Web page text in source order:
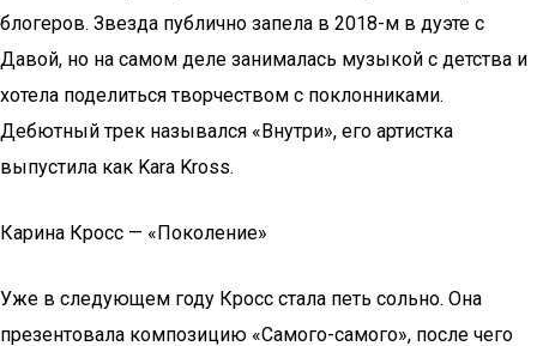
блогеров. Звезда публично запела в 2018-м в дуэте с
Давой, но на самом деле занималась музыкой с детства и
хотела поделиться творчеством с поклонниками.
Дебютный трек назывался «Внутри», его артистка
выпустила как Kara Kross.
Карина Кросс — «Поколение»
Уже в следующем году Кросс стала петь сольно. Она
презентовала композицию «Самого-самого», после чего